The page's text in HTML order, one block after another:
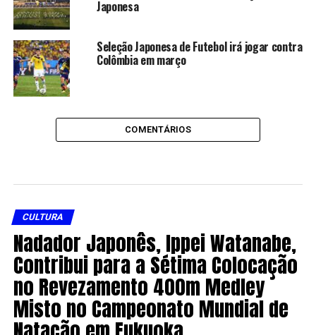
Japonesa
Seleção Japonesa de Futebol irá jogar contra
Colômbia em março
COMENTÁRIOS
CULTURA
Nadador Japonês, Ippei Watanabe,
Contribui para a Sétima Colocação
no Revezamento 400m Medley
Misto no Campeonato Mundial de